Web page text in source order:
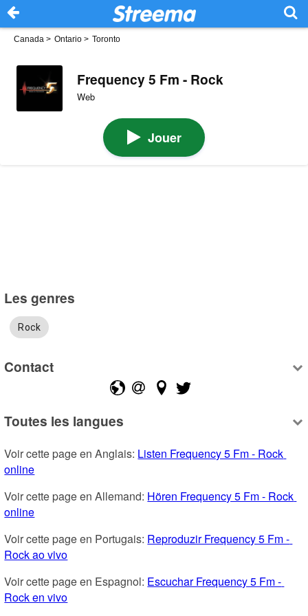
Canada > Ontario > Toronto
Frequency 5 Fm - Rock
Web
Jouer
Les genres
Rock
Contact
Toutes les langues
Voir cette page en Anglais: Listen Frequency 5 Fm - Rock
online
Voir cette page en Allemand: Hören Frequency 5 Fm - Rock
online
Voir cette page en Portugais: Reproduzir Frequency 5 Fm -
Rock ao vivo
Voir cette page en Espagnol: Escuchar Frequency 5 Fm -
Rock en vivo